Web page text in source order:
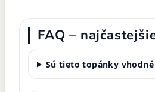
FAQ –
Sú tieto topánky